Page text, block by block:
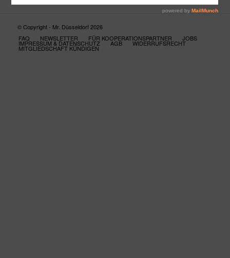
© Copyright - Mr. Düsseldorf 2026
FAQ
NEWSLETTER FÜR KOOPERATIONSPARTNER JOBS
IMPRESSUM & DATENSCHUTZ AGB WIDERRUFSRECHT
MITGLIEDSCHAFT KÜNDIGEN